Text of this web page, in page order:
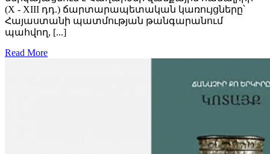
(X - XIII դդ.) ճարտարապետական կառույցները՝
Հայաստանի պատմության թանգարանում
պահվող, [...]
Read More